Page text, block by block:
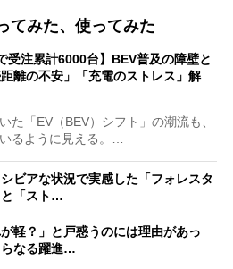
てみた、使ってみた
受注累計6000台】BEV普及の障壁と
離の不安」「充電のストレス」解
「EV（BEV）シフト」の潮流も、
るように見える。…
ビアな状況で実感した「フォレスタ
「スト…
軽？」と戸惑うのには理由があっ
なる躍進…